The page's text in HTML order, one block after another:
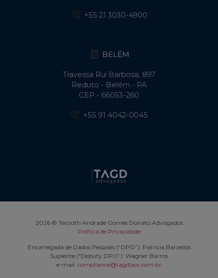
+55 21 3030-4900
BELÉM
Travessa Rui Barbosa, 897
Reduto - Belém - PA
CEP - 66053-260
+55 91 4042-0045
2026 © Terciotti Andrade Gomes Donato Advogados
Política de Privacidade
Encarregada de Dados Pessoais (“DPO”): Patricia Barcellos
Suplente (“Deputy DPO”): Wagner Barros
e-mail: compliance@tagdlaw.com.br